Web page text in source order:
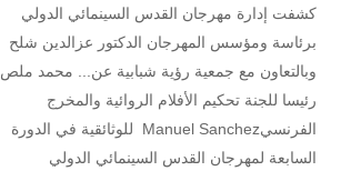
كشفت إدارة مهرجان القدس السينمائي الدولي
برئاسة ومؤسس المهرجان الدكتور عزالدين شلح
وبالتعاون مع جمعية رؤية شبابية عن... محمد ملص
رئيسا للجنة تحكيم الأفلام الروائية والمخرج
الفرنسيManuel Sanchez للوثائقية في الدورة
السابعة لمهرجان القدس السينمائي الدولي